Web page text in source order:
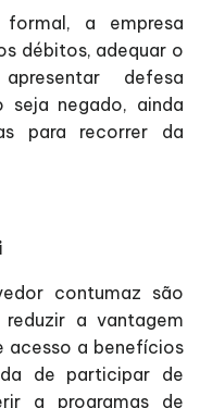
a empresa
débitos, adequar o
defesa
seja negado, ainda
para recorrer da
contumaz são
a vantagem
acesso a benefícios
de participar de
a programas de